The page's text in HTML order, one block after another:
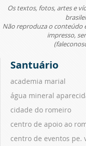
Os textos, fotos, artes e
Não reproduza o conteúdo
impresso,
Santuário
academia marial
água mineral
cidade do romeiro
centro de apoio ao
centro de eventos pe.